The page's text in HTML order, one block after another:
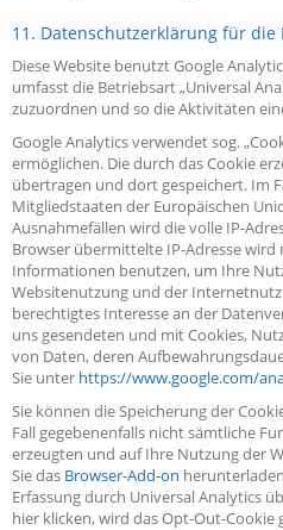
11. Datenschutzerklärung für die
Diese Website benutzt Google
umfasst die Betriebsart „Universal
zuzuordnen und so die Aktivitäten
Google Analytics verwendet sog.
ermöglichen. Die durch das Cookie
übertragen und dort gespeichert. Im
Mitgliedstaaten der Europäischen
Ausnahmefällen wird die volle IP-
Browser übermittelte IP-Adresse
Informationen benutzen, um Ihre
Websitenutzung und der
berechtigtes Interesse an der
uns gesendeten und mit Cookies,
von Daten, deren
Sie unter https://www.google.com/
Sie können die Speicherung der
Fall gegebenenfalls nicht sämtliche
erzeugten und auf Ihre Nutzung der
Sie das Browser-Add-on
Erfassung durch Universal Analytics
hier klicken, wird das Opt-Out-Cookie